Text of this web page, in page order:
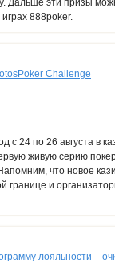
888poker.
Challenge
с 24 по 26 августа в
живую серию
что новое
границе и
лояльности –